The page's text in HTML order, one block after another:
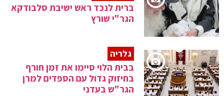
ברית לנכד ראש ישיבת סלבודקא
הגר"י שורץ
גלריה
בבית הלוי סיימו את זמן חורף
בחיזוק גדול עם הספדים למרן
הגר"ש בעדני